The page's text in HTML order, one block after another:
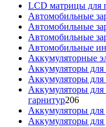
LCD матрицы для
Автомобильные
Автомобильные
Автомобильные
Автомобильные
Аккумуляторные
Аккумуляторы для
Аккумуляторы
Аккумуляторы для
гарнитур206206
Аккумуляторы для
Аккумуляторы для